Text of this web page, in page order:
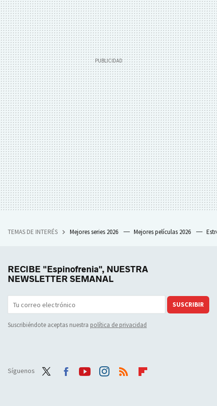
TEMAS DE INTERÉS Mejores series 2026 Mejores películas 2026
RECIBE "Espinofrenia", NUESTRA
NEWSLETTER SEMANAL
SUSCRIBIR
Suscribiéndote aceptas nuestra política de privacidad
Síguenos